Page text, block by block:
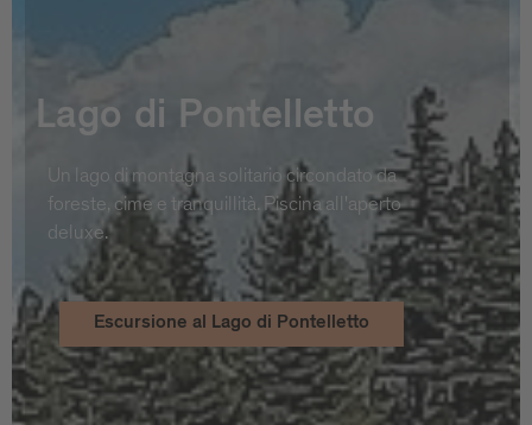
Lago di Pontelletto
Un lago di montagna solitario circondato da
foreste, cime e tranquillità. Piscina all'aperto
deluxe.
Escursione al Lago di Pontelletto